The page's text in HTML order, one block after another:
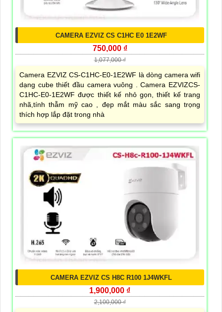
CAMERA EZVIZ CS C1HC E0 1E2WF
750,000 ₫
1,077,000 ₫
Camera EZVIZ CS-C1HC-E0-1E2WF là dòng camera wifi
dạng cube thiết đầu camera vuông . Camera EZVIZCS-
C1HC-E0-1E2WF được thiết kế nhỏ gọn, thiết kế trang
nhã,tính thẫm mỹ cao , đẹp mắt màu sắc sang trọng
thích hợp lắp đặt trong nhà
CAMERA EZVIZ CS H8C R100 1J4WKFL
1,900,000 ₫
2,100,000 ₫